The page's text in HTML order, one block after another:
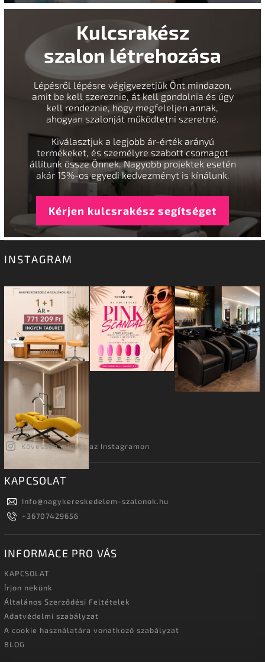
Kulcsrakész
szalon létrehozása
Lépésről lépésre végigvezetjük Önt mindazon,
amit be kell szereznie, át kell gondolnia és úgy
kell rendeznie, hogy megfeleljen annak,
ahogyan szalonját működtetni szeretné.
Kiválasztjuk a legjobb ár-érték arányú
termékeket, és személyre szabott csomagot
állítunk össze Önnek. Nagyobb projektek esetén
akár 15%-os egyedi kedvezményt is kínálunk.
Kérjen kulcsrakész segítséget
INSTAGRAM
Kövessen minket az Instagramon
KAPCSOLAT
Info@nagykereskedelem-szalonok.hu
+36707429656
INFORMACE PRO VÁS
KAPCSOLAT
Írjon nekünk
Általános Szerződési Feltételek
Adatvédelmi szabályzat
A cookie használatára vonatkozó szabályzat
BLOG